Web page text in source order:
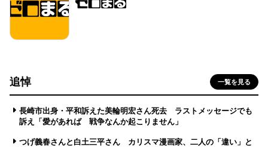
追悼 一覧を見る
長崎市出身・平和訴えた美輪明宏さん死去 ラストメッセージでも
訴え「愛があれば 戦争なんか起こりません」
つげ義春さんと白土三平さん カリスマ漫画家、二人の「違い」と